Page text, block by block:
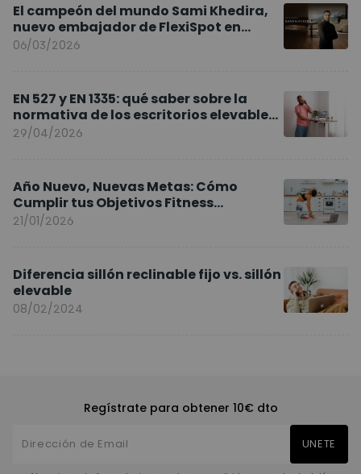
El campeón del mundo Sami Khedira,
nuevo embajador de FlexiSpot en
Europa
06/03/2026
EN 527 y EN 1335: qué saber sobre la
normativa de los escritorios elevables
y sillas ergonómicas
29/04/2026
Año Nuevo, Nuevas Metas: Cómo
Cumplir tus Objetivos Fitness
Entrenando en Casa
21/01/2026
Diferencia sillón reclinable fijo vs. sillón
elevable
08/02/2024
Regístrate para obtener 10€ dto
UNETE